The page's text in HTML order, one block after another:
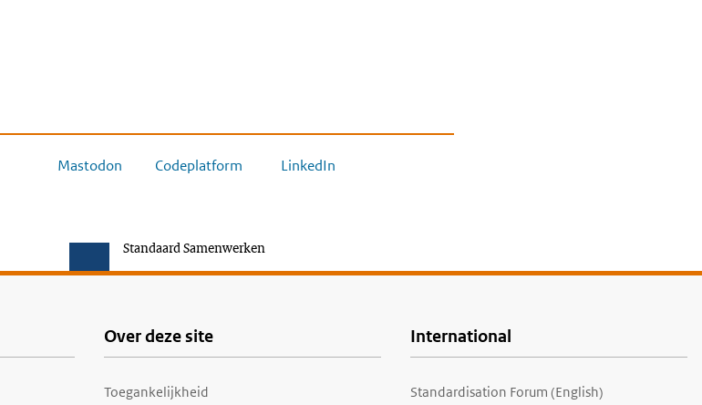
Mastodon Codeplatform LinkedIn
Standaard Samenwerken
Over deze site
Toegankelijkheid
International
Standardisation Forum (English)